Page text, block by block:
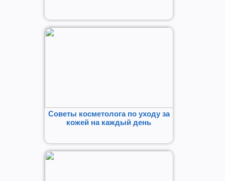
Советы косметолога по уходу за
кожей на каждый день